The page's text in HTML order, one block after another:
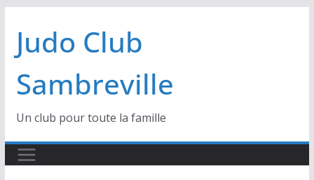
contenu
Judo Club
Sambreville
Un club pour toute la famille